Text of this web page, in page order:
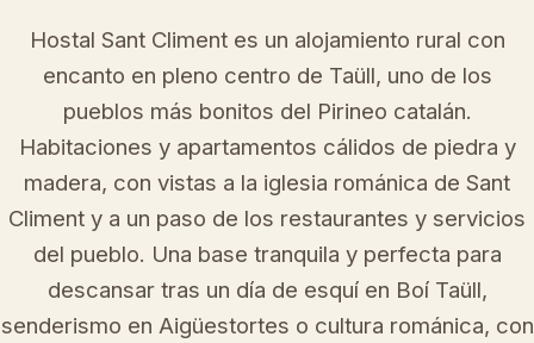
Hostal Sant Climent es un alojamiento rural con
encanto en pleno centro de Taüll, uno de los
pueblos más bonitos del Pirineo catalán.
Habitaciones y apartamentos cálidos de piedra y
madera, con vistas a la iglesia románica de Sant
Climent y a un paso de los restaurantes y servicios
del pueblo. Una base tranquila y perfecta para
descansar tras un día de esquí en Boí Taüll,
senderismo en Aigüestortes o cultura románica, con